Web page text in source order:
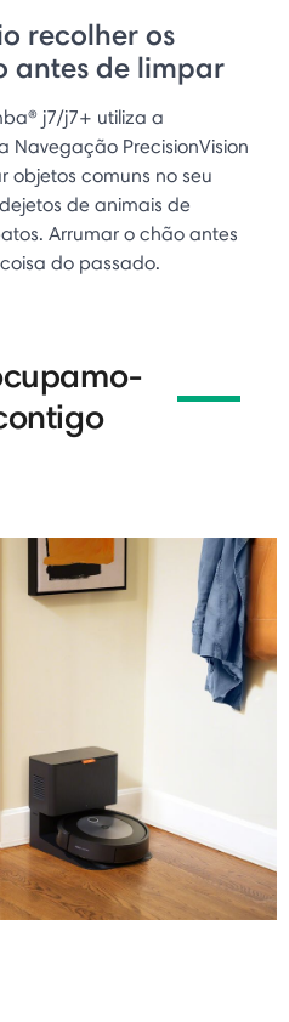
recolher os
antes de limpar
j7/j7+ utiliza a
Navegação PrecisionVision
objetos comuns no seu
de animais de
Arrumar o chão antes
do passado.